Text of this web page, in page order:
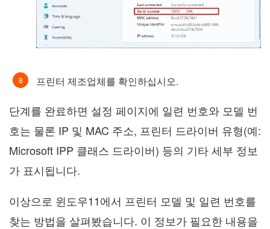
프린터 제조업체를 확인하십시오.
단계를 완료하면 설정 페이지에 일련 번호와 모델 번
호는 물론 IP 및 MAC 주소, 프린터 드라이버 유형(예:
Microsoft IPP 클래스 드라이버) 등의 기타 세부 정보
가 표시됩니다.
이상으로 윈도우11에서 프린터 모델 및 일련 번호를
찾는 방법을 살펴봤습니다. 이 정보가 필요한 내용을